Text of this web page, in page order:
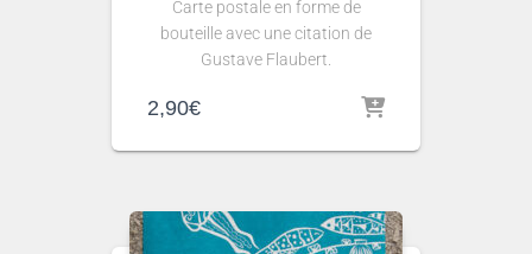
Carte postale en forme de
bouteille avec une citation de
Gustave Flaubert.
2,90€